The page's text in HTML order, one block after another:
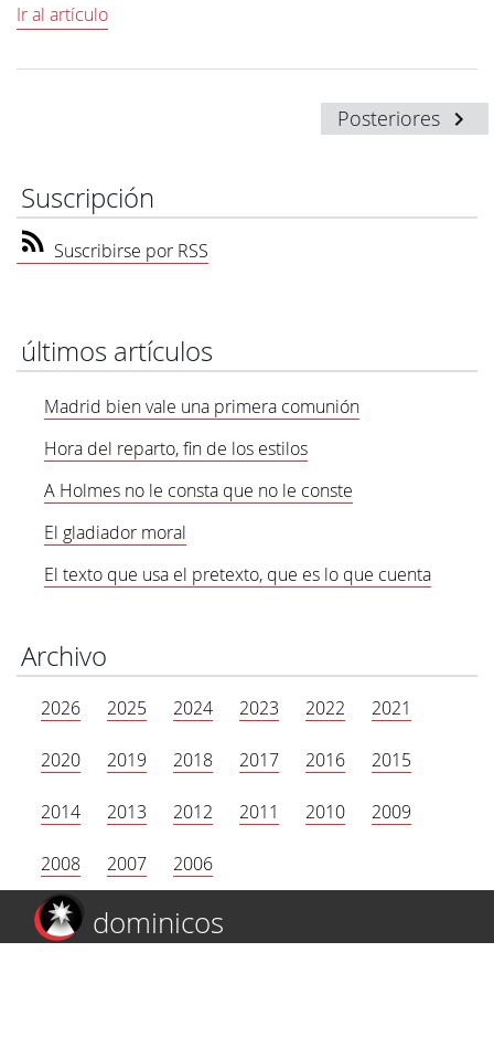
Ir al artículo
Posteriores
Suscripción
Suscribirse por RSS
últimos artículos
Madrid bien vale una primera comunión
Hora del reparto, fin de los estilos
A Holmes no le consta que no le conste
El gladiador moral
El texto que usa el pretexto, que es lo que cuenta
Archivo
2026 2025 2024 2023 2022 2021
2020 2019 2018 2017 2016 2015
2014 2013 2012 2011 2010 2009
2008 2007 2006
dominicos